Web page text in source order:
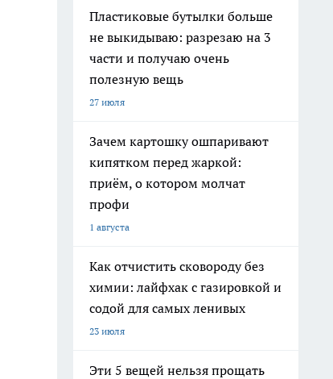
Пластиковые бутылки больше
не выкидываю: разрезаю на 3
части и получаю очень
полезную вещь
27 июля
Зачем картошку ошпаривают
кипятком перед жаркой:
приём, о котором молчат
профи
1 августа
Как отчистить сковороду без
химии: лайфхак с газировкой и
содой для самых ленивых
23 июля
Эти 5 вещей нельзя прощать